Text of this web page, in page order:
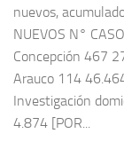
nuevos,
NUEVOS N°
Concepción 467
Arauco 114
Investigación
4.874 [POR...